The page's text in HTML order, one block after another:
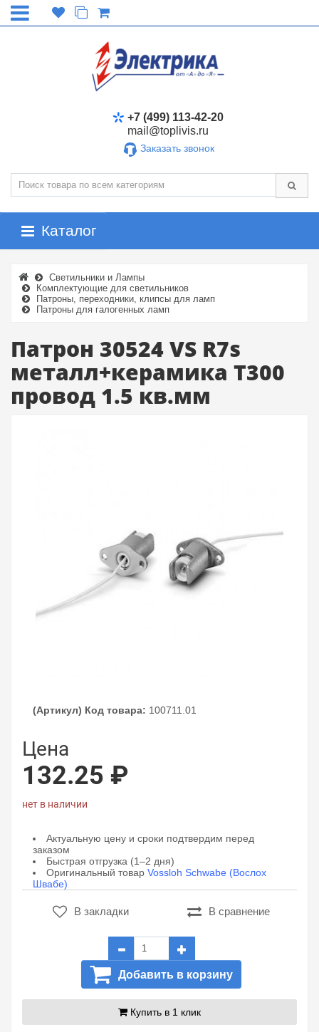
+7 (499) 113-42-20
mail@toplivis.ru
Заказать звонок
Каталог
Светильники и Лампы
Комплектующие для светильников
Патроны, переходники, клипсы для ламп
Патроны для галогенных ламп
Патрон 30524 VS R7s
металл+керамика T300
провод 1.5 кв.мм
(Артикул) Код товара: 100711.01
Цена
132.25 ₽
нет в наличии
Актуальную цену и сроки подтвердим перед
заказом
Быстрая отгрузка (1–2 дня)
Оригинальный товар Vossloh Schwabe (Вослох
Швабе)
В закладки В сравнение
Добавить в корзину
Купить в 1 клик